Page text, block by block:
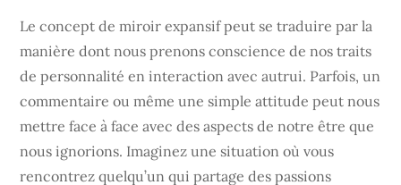
Le concept de miroir expansif peut se traduire par la
manière dont nous prenons conscience de nos traits
de personnalité en interaction avec autrui. Parfois, un
commentaire ou même une simple attitude peut nous
mettre face à face avec des aspects de notre être que
nous ignorions. Imaginez une situation où vous
rencontrez quelqu’un qui partage des passions